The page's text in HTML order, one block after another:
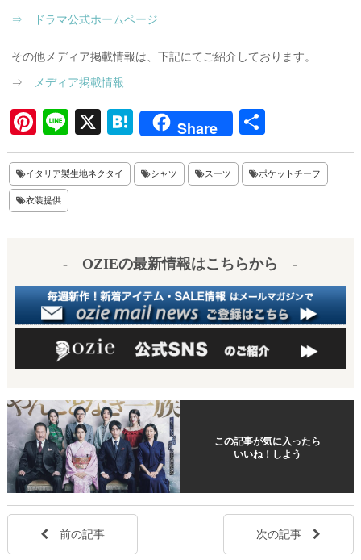
⇒ ドラマ公式ホームページ
その他メディア掲載情報は、下記にてご紹介しております。
⇒ メディア掲載情報
Pi
nt
er
es
Li
ne
X
H
at
en
Share
有
イタリア製生地ネクタイ シャツ スーツ ポケットチーフ
衣装提供
- OZIEの最新情報はこちらから -
この記事が気に入ったら
いいね！しよう
前の記事 次の記事